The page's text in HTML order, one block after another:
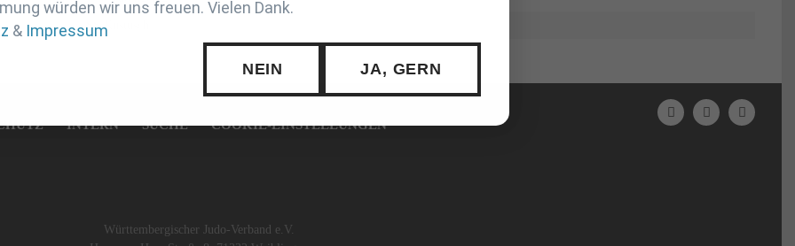
SS Kustusch
INTERN SUCHE COOKIE-EINSTELLUNGEN
Württembergischer Judo-Verband e.V.
würden wir uns freuen. Vielen Dank.
& Impressum
NEIN JA, GERN